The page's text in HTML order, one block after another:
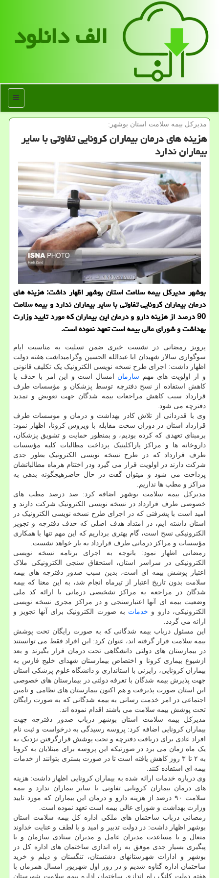
الف دانلود
منو
مدیركل بیمه سلامت استان بوشهر:
هزینه های درمان بیماران كرونایی تفاوتی با سایر
بیماران ندارد
بوشهر مدیركل بیمه سلامت استان بوشهر اظهار داشت: هزینه های
درمان بیماران كرونایی تفاوتی با سایر بیماران ندارد و بیمه سلامت
90 درصد از هزینه دارو و درمان این بیماران كه مورد تایید وزارت
بهداشت و شورای عالی بیمه است تعهد نموده است.
پرویز رمضانی در نشست خبری ضمن تسلیت به مناسبت ایام
سوگواری سالار شهیدان ابا عبدالله الحسین وگرامیداشت هفته دولت
اظهار داشت: اجرای طرح نسخه نویسی الکترونیک یک تکلیف قانونی
و از اولویت های مهم سازمان امسال است و این امر با حذف یا
کاهش استفاده از نسخ دفترچه توسط پزشکان و مؤسسات طرف
قرارداد سبب کاهش مراجعات بیمه شدگان جهت تعویض و تمدید
دفترچه می شود.
وی با قدردانی از تلاش کادر بهداشت و درمان و موسسات طرف
قرارداد استان در دوران سخت مقابله با ویروس کرونا، اظهار نمود:
برمبنای تعهدی که کرده بودیم، و بمنظور حمایت و تشویق پزشکان،
داروخانه ها و مراکز پاراکلینیک پرداخت مطالبات کلیه مؤسسات
طرف قرارداد که در طرح نسخه نویسی الکترونیک بطور جدی
شرکت دارند در اولویت قرار می گیرد ودر اختتام هرماه مطالباتشان
پرداخت می شود و میتوان گفت در حال حاضرهیچگونه بدهی به
مراکز و مطب ها نداریم.
مدیرکل بیمه سلامت بوشهر اضافه کرد: صد درصد مطب های
خصوصی طرف قرارداد در نسخه نویسی الکترونیک شرکت دارند و
امید است با پشرفتی که در اجرای طرح نسخه نویسی الکترونیک در
استان داشته ایم، در امتداد هدف اصلی که حذف دفترچه و تجویز
الکترونیکی نسخ است، گام بهتری برداریم که این مهم تنها با همکاری
مؤسسات و مراکز درمانی طرف قرارداد به بار خواهد نشست.
رمضانی اظهار نمود: باتوجه به اجرای برنامه نسخه نویسی
الکترونیکی در سراسر استان، استحقاق سنجی الکترونیکی ملاک
اعتبار پوشش بیمه ای است، بدین سبب صدور دفترچه های بیمه
سلامت بدون تاریخ اعتبار از تیرماه انجام شد، به این معنا که بیمه
شدگان در مراجعه به مراکز تشخیصی درمانی با ارائه کد ملی
وضعیت بیمه ای آنها اعتبارسنجی و در مراکز مجری نسخه نویسی
الکترونیکی، دارو و خدمات به صورت الکترونیک برای آنها تجویز و
ارائه می گردد.
این مسئول درباب بیمه شدگانی که به صورت رایگان تحت پوشش
بیمه سلامت قرار گرفته اند، عنوان کرد: این افراد فقط می توانستند
در بیمارستان های دولتی دانشگاهی تحت درمان قرار بگیرند و بعد
ازشیوع بیماری کرونا و اختصاص بیمارستان شهدای خلیج فارس به
بیماران کرونایی، رایزنی با استانداری و دانشگاه علوم پزشکی استان
جهت پذیرش بیمه شدگان با تعرفه دولتی در بیمارستان های خصوصی
این استان صورت پذیرفت و هم اکنون بیمارستان های نظامی و تامین
اجتماعی در امر خدمت رسانی به بیمه شدگانی که به صورت رایگان
تحت پوشش بیمه سلامت می باشند اقدام نموده اند.
مدیرکل بیمه سلامت استان بوشهر درباب صدور دفترچه جهت
بیماران کرونایی اضافه کرد: پروسه رسیدگی به درخواست و ثبت نام
افراد عادی برای دریافت دفترچه و تحت پوشش قرارگرفتن نزدیک به
یک ماه زمان می برد در صورتیکه این پروسه برای مبتلایان به کرونا
به ۲ تا ۳ روز کاهش یافته است تا در صورت بستری بتوانند از خدمات
بیمه ای استفاده کنند.
وی درباره خدمات ارائه شده به بیماران کرونایی اظهار داشت: هزینه
های درمان بیماران کرونایی تفاوتی با سایر بیماران ندارد و بیمه
سلامت ۹۰ درصد از هزینه دارو و درمان این بیماران که مورد تایید
وزارت بهداشت و شورای عالی بیمه است تعهد نموده است.
رمضانی درباب ساختمان های ملکی اداره کل بیمه سلامت استان
بوشهر اظهار داشت: در دولت تدبیر و امید و با لطف و عنایت خداوند
متعال و با مساعدت مدیران عامل و مدیران ستادی سازمان و با
پیگیری بسیار جدی موفق به راه اندازی ساختمان های اداره کل در
بوشهر و ادارات شهرستانهای دشتستان، تنگستان و دیلم و خرید
ساختمان اداره گناوه شدیم و در روز اول شهریور امسال همزمان با
هفته دولت کلنگ راه اندازی ساختمان اداره بیمه سلامت شهرستان